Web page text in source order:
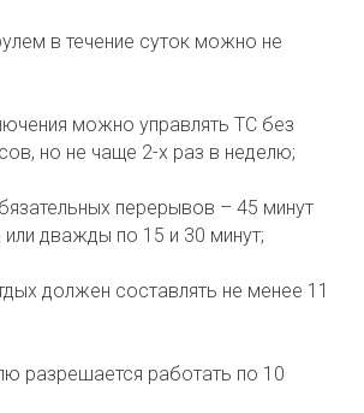
в течение суток можно не
можно управлять ТС без
но не чаще 2-х раз в неделю;
перерывов – 45 минут
дважды по 15 и 30 минут;
должен составлять не менее 11
разрешается работать по 10